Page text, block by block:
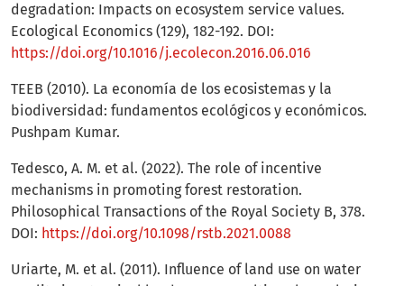
degradation: Impacts on ecosystem service values.
Ecological Economics (129), 182-192. DOI:
https://doi.org/10.1016/j.ecolecon.2016.06.016
TEEB (2010). La economía de los ecosistemas y la
biodiversidad: fundamentos ecológicos y económicos.
Pushpam Kumar.
Tedesco, A. M. et al. (2022). The role of incentive
mechanisms in promoting forest restoration.
Philosophical Transactions of the Royal Society B, 378.
DOI: https://doi.org/10.1098/rstb.2021.0088
Uriarte, M. et al. (2011). Influence of land use on water